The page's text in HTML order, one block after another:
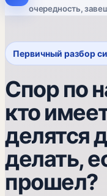
очередность,
Первичный разбор
Спор по
кто
делятся
делать,
прошел?